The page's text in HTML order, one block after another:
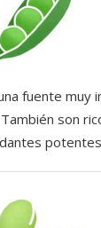
fuente muy
son